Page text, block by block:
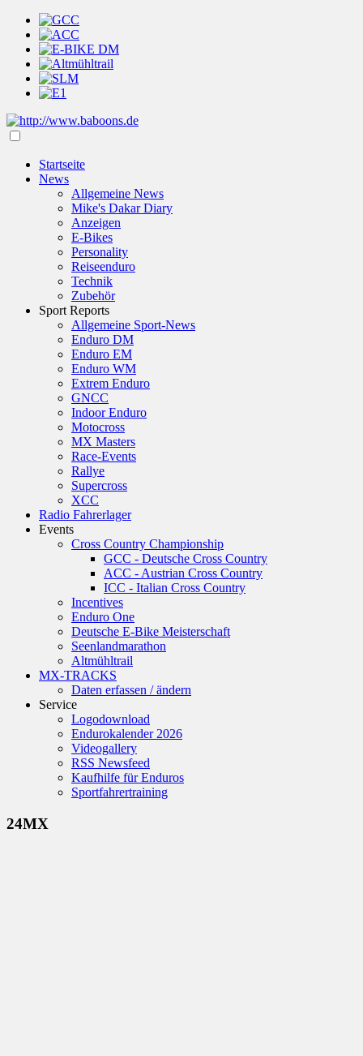
Startseite
News
Allgemeine News
Mike's Dakar Diary
Anzeigen
E-Bikes
Personality
Reiseenduro
Technik
Zubehör
Sport Reports
Allgemeine Sport-News
Enduro DM
Enduro EM
Enduro WM
Extrem Enduro
GNCC
Indoor Enduro
Motocross
MX Masters
Race-Events
Rallye
Supercross
XCC
Radio Fahrerlager
Events
Cross Country Championship
GCC - Deutsche Cross Country
ACC - Austrian Cross Country
ICC - Italian Cross Country
Incentives
Enduro One
Deutsche E-Bike Meisterschaft
Seenlandmarathon
Altmühltrail
MX-TRACKS
Daten erfassen / ändern
Service
Logodownload
Endurokalender 2026
Videogallery
RSS Newsfeed
Kaufhilfe für Enduros
Sportfahrertraining
24MX